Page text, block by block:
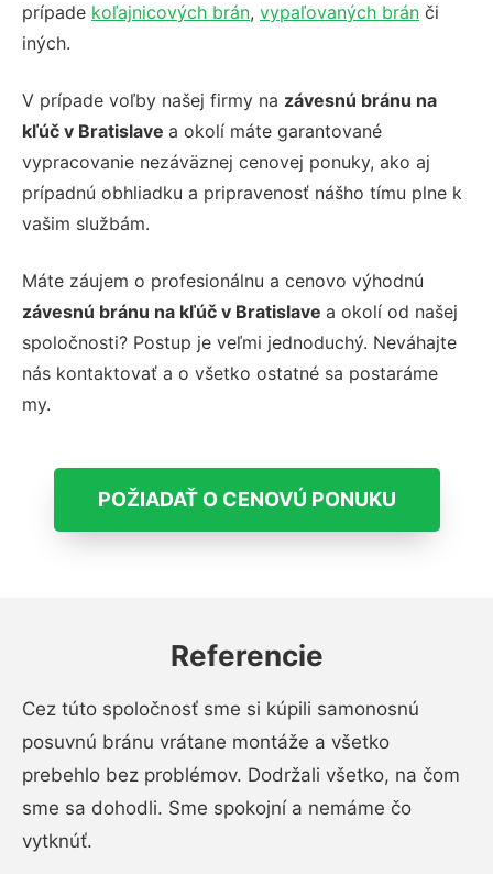
prípade koľajnicových brán, vypaľovaných brán či
iných.
V prípade voľby našej firmy na závesnú bránu na
kľúč v Bratislave a okolí máte garantované
vypracovanie nezáväznej cenovej ponuky, ako aj
prípadnú obhliadku a pripravenosť nášho tímu plne k
vašim službám.
Máte záujem o profesionálnu a cenovo výhodnú
závesnú bránu na kľúč v Bratislave a okolí od našej
spoločnosti? Postup je veľmi jednoduchý. Neváhajte
nás kontaktovať a o všetko ostatné sa postaráme
my.
POŽIADAŤ O CENOVÚ PONUKU
Referencie
Cez túto spoločnosť sme si kúpili samonosnú
posuvnú bránu vrátane montáže a všetko
prebehlo bez problémov. Dodržali všetko, na čom
sme sa dohodli. Sme spokojní a nemáme čo
vytknúť.